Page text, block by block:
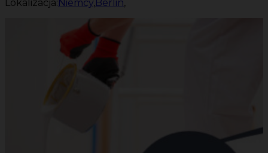
Lokalizacja: Niemcy,Berlin,